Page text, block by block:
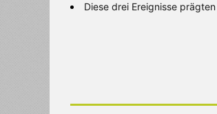
Diese drei Ereignisse